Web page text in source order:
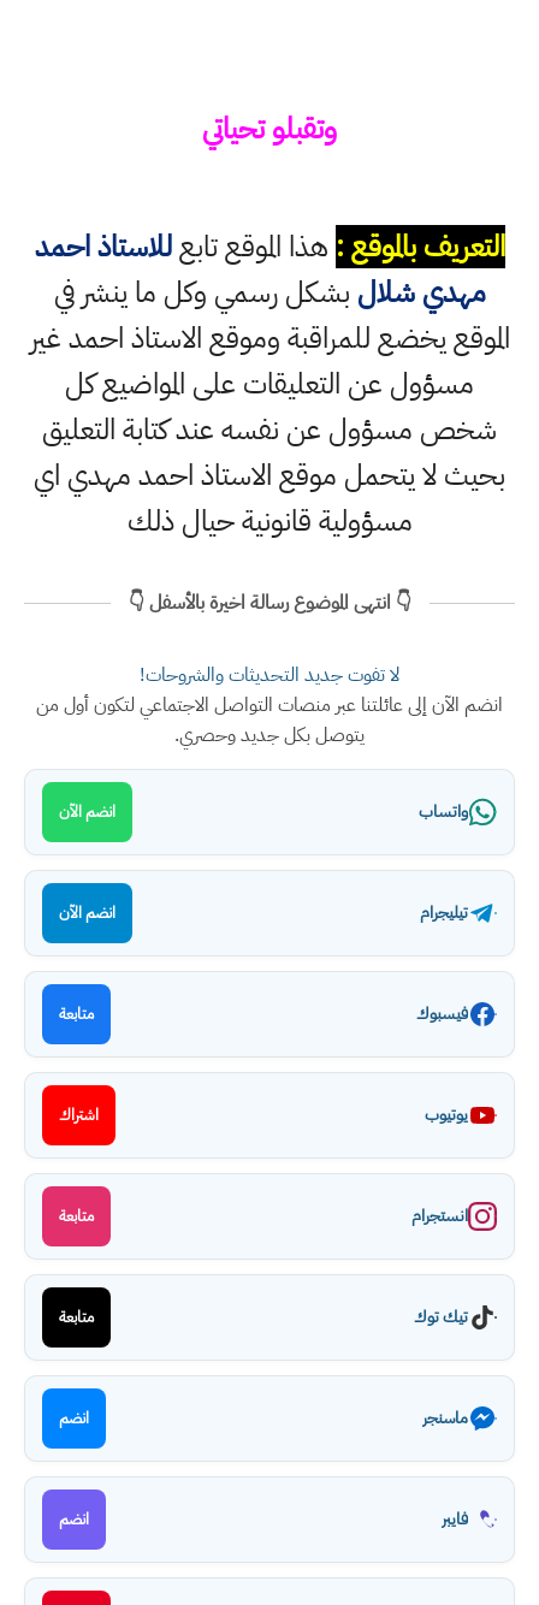
وتقبلو تحياتي
التعريف بالموقع : هذا الموقع تابعللاستاذ احمد
مهدي شلال بشكل رسمي وكل ما ينشر في
الموقع يخضع للمراقبة وموقع الاستاذ احمد غير
مسؤول عن التعليقات على المواضيع كل
شخص مسؤول عن نفسه عند كتابة التعليق
بحيث لا يتحمل موقع الاستاذ احمد مهدي اي
مسؤولية قانونية حيال ذلك
👇 انتهى الموضوع رسالة اخيرة بالأسفل 👇
لا تفوت جديد التحديثات والشروحات!
انضم الآن إلى عائلتنا عبر منصات التواصل الاجتماعي لتكون أول من
يتوصل بكل جديد وحصري.
واتساب انضم الآن
تيليجرام انضم الآن
فيسبوك متابعة
يوتيوب اشتراك
انستجرام متابعة
تيك توك متابعة
ماسنجر انضم
فايبر انضم